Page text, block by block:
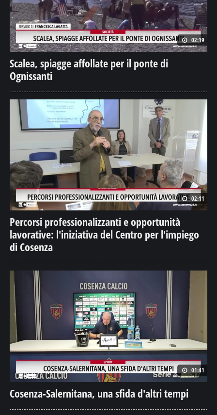
02:19
Scalea, spiagge affollate per il ponte di
Ognissanti
02:11
Percorsi professionalizzanti e opportunità
lavorative: l'iniziativa del Centro per l'impiego
di Cosenza
01:41
Cosenza-Salernitana, una sfida d'altri tempi